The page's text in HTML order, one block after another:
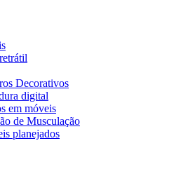
Decorativos
digital
em móveis
de Musculação
planejados